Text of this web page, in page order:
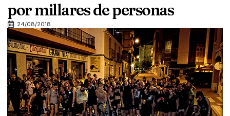
por millares de personas
24/08/2018